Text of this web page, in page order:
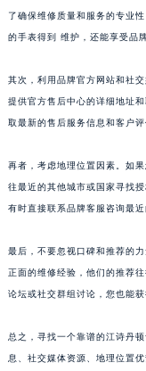
了确保维修质量和服务的专业
的手表得到 维护，还能享受品
其次，利用品牌官方网站和社
提供官方售后中心的详细地址
取最新的售后服务信息和客户
再者，考虑地理位置因素。如
往最近的其他城市或国家寻找
有时直接联系品牌客服咨询最
最后，不要忽视口碑和推荐的
正面的维修经验，他们的推荐
论坛或社交群组讨论，您也能
总之，寻找一个靠谱的江诗丹
息、社交媒体资源、地理位置